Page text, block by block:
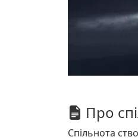
Про
Спільнота